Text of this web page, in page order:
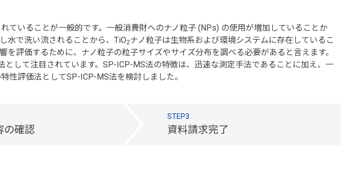
ていることが一般的です。一般消費財へのナノ粒子 (NPs) の使用が増加していることか
水で洗い流されることから、TiO2ナノ粒子は生物系および環境システムに存在しているこ
評価するために、ナノ粒子の粒子サイズやサイズ分布を調べる必要があると言えます。
して注目されています。SP-ICP-MS法の特徴は、迅速な測定手法であることに加え、一
性評価法としてSP-ICP-MS法を検討しました。
の確認
STEP3
資料請求完了